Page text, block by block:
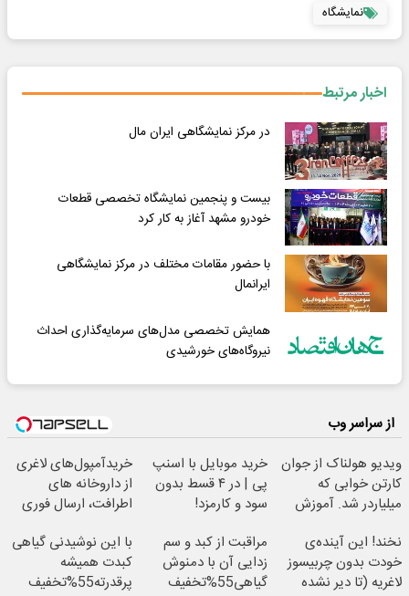
نمایشگاه
اخبار مرتبط
در مرکز نمایشگاهی ایران مال
بیست و پنجمین نمایشگاه تخصصی قطعات
خودرو مشهد آغاز به کار کرد
با حضور مقامات مختلف در مرکز نمایشگاهی
ایرانمال
همایش تخصصی مدل‌های سرمایه‌گذاری احداث
نیروگاه‌های خورشیدی
از سراسر وب
ویدیو هولناک از جوان
کارتن خوابی که
میلیاردر شد. آموزش
خرید موبایل با اسنپ
پی | در ۴ قسط بدون
سود و کارمزد!
خریدآمپول‌های لاغری
از داروخانه های
اطرافت، ارسال فوری
نخند! این آینده‌ی
خودت بدون چربیسوز
لاغریه (تا دیر نشده
مراقبت از کبد و سم
زدایی آن با دمنوش
گیاهی55%تخفیف
با این نوشیدنی گیاهی
کبدت همیشه
پرقدرته55%تخفیف